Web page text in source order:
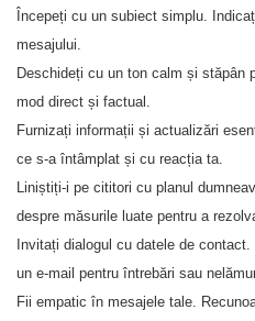
Începeți cu un subiect simplu.
mesajului.
Deschideți cu un ton calm și stăpân
mod direct și factual.
Furnizați informații și actualizări
ce s-a întâmplat și cu reacția ta.
Liniștiți-i pe cititori cu planul
despre măsurile luate pentru a
Invitați dialogul cu datele de
un e-mail pentru întrebări sau
Fii empatic în mesajele tale.